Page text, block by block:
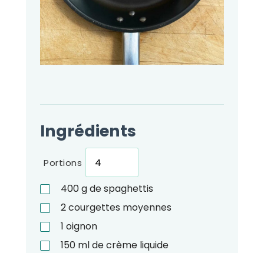
Ingrédients
Portions
400gde spaghettis
2courgettes moyennes
1 oignon
150 mlde crème liquide